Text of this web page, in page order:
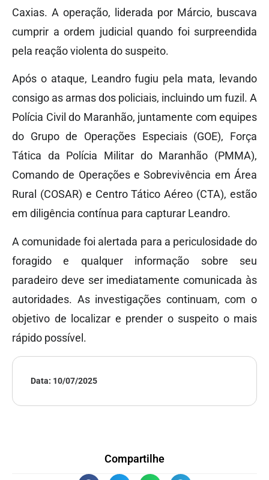
Caxias. A operação, liderada por Márcio, buscava
cumprir a ordem judicial quando foi surpreendida
pela reação violenta do suspeito.
Após o ataque, Leandro fugiu pela mata, levando
consigo as armas dos policiais, incluindo um fuzil. A
Polícia Civil do Maranhão, juntamente com equipes
do Grupo de Operações Especiais (GOE), Força
Tática da Polícia Militar do Maranhão (PMMA),
Comando de Operações e Sobrevivência em Área
Rural (COSAR) e Centro Tático Aéreo (CTA), estão
em diligência contínua para capturar Leandro.
A comunidade foi alertada para a periculosidade do
foragido e qualquer informação sobre seu
paradeiro deve ser imediatamente comunicada às
autoridades. As investigações continuam, com o
objetivo de localizar e prender o suspeito o mais
rápido possível.
Data: 10/07/2025
Compartilhe